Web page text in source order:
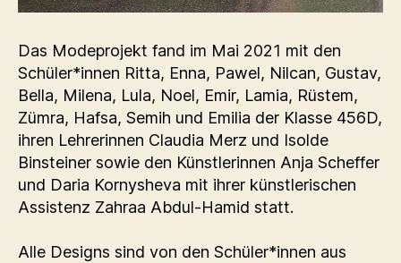
Das Modeprojekt fand im Mai 2021 mit den
Schüler*innen Ritta, Enna, Pawel, Nilcan, Gustav,
Bella, Milena, Lula, Noel, Emir, Lamia, Rüstem,
Zümra, Hafsa, Semih und Emilia der Klasse 456D,
ihren Lehrerinnen Claudia Merz und Isolde
Binsteiner sowie den Künstlerinnen Anja Scheffer
und Daria Kornysheva mit ihrer künstlerischen
Assistenz Zahraa Abdul-Hamid statt.
Alle Designs sind von den Schüler*innen aus